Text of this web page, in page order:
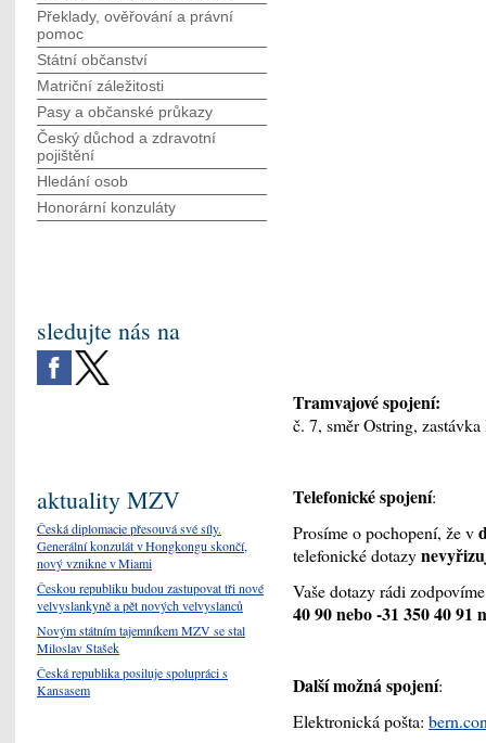
Tramvajové spojení:
č. 7, směr Ostring,
Telefonické spojení:
Prosíme o pochopení, že v
telefonické dotazy
Vaše dotazy rádi
40 90 nebo -31 350 40 91
Další možná spojení:
Elektronická pošta:
Překlady, ověřování a právní
pomoc
Státní občanství
Matriční záležitosti
Pasy a občanské průkazy
Český důchod a zdravotní
pojištění
Hledání osob
Honorární konzuláty
sledujte nás na
aktuality MZV
Česká diplomacie přesouvá své síly.
Generální konzulát v Hongkongu skončí,
nový vznikne v Miami
Českou republiku budou zastupovat tři nové
velvyslankyně a pět nových velvyslanců
Novým státním tajemníkem MZV se stal
Miloslav Stašek
Česká republika posiluje spolupráci s
Kansasem